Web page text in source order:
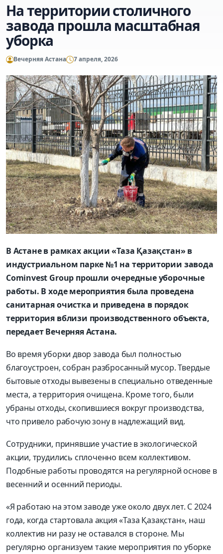
На территории столичного
завода прошла масштабная
уборка
Вечерняя Астана 7 апреля, 2026
В Астане в рамках акции «Таза Қазақстан» в
индустриальном парке №1 на территории завода
Cominvest Group прошли очередные уборочные
работы. В ходе мероприятия была проведена
санитарная очистка и приведена в порядок
территория вблизи производственного объекта,
передает Вечерняя Астана.
Во время уборки двор завода был полностью
благоустроен, собран разбросанный мусор. Твердые
бытовые отходы вывезены в специально отведенные
места, а территория очищена. Кроме того, были
убраны отходы, скопившиеся вокруг производства,
что привело рабочую зону в надлежащий вид.
Сотрудники, принявшие участие в экологической
акции, трудились сплоченно всем коллективом.
Подобные работы проводятся на регулярной основе в
весенний и осенний периоды.
«Я работаю на этом заводе уже около двух лет. С 2024
года, когда стартовала акция «Таза Қазақстан», наш
коллектив ни разу не оставался в стороне. Мы
регулярно организуем такие мероприятия по уборке